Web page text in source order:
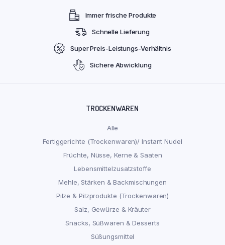
Immer frische Produkte
Schnelle Lieferung
Super Preis-Leistungs-Verhältnis
Sichere Abwicklung
TROCKENWAREN
Alle
Fertiggerichte (Trockenwaren)/ Instant Nudel
Früchte, Nüsse, Kerne & Saaten
Lebensmittelzusatzstoffe
Mehle, Stärken & Backmischungen
Pilze & Pilzprodukte (Trockenwaren)
Salz, Gewürze & Kräuter
Snacks, Süßwaren & Desserts
Süßungsmittel